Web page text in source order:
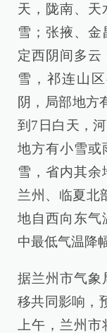
天，陇南、天
雪；张掖、金
定西阴间多云
雪，祁连山
阴，局部地方
到7日白天，
地方有小雪或
雪，省内其余
兰州、临夏北
地自西向东气
中最低气温降
据兰州市气象
移共同影响，
上午，兰州